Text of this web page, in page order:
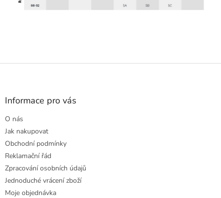
Z
Informace pro vás
O nás
Jak nakupovat
Obchodní podmínky
Reklamační řád
Zpracování osobních údajů
Jednoduché vrácení zboží
Moje objednávka